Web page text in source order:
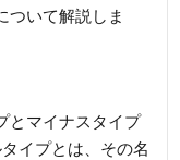
ついて解説しま
とマイナスタイプ
イプとは、その名